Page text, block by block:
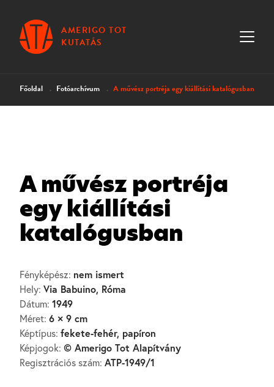
AMERIGO TOT
KUTATÁS
Főoldal Fotóarchívum A művész portréja egy kiállítási katalógusban
A művész portréja
egy kiállítási
katalógusban
Fényképész: nem ismert
Hely: Via Babuino, Róma
Dátum: 1949
Méret: 6 × 9 cm
Képtípus: fekete-fehér, papíron
Képjogok: © Amerigo Tot Alapítvány
Regisztrációs szám: ATP-1949/1